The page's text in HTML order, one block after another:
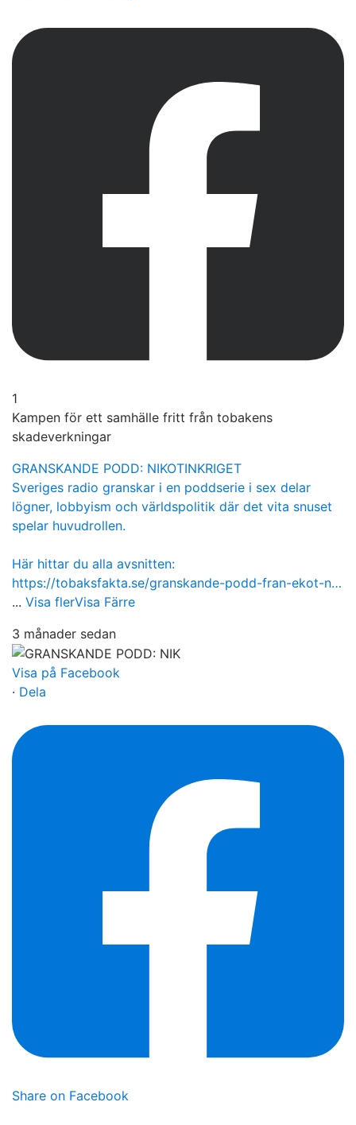
1
Kampen för ett samhälle fritt från tobakens
skadeverkningar
GRANSKANDE PODD: NIKOTINKRIGET
Sveriges radio granskar i en poddserie i sex delar
lögner, lobbyism och världspolitik där det vita snuset
spelar huvudrollen.
Här hittar du alla avsnitten:
https://tobaksfakta.se/granskande-podd-fran-ekot-n…
... Visa flerVisa Färre
3 månader sedan
Visa på Facebook
· Dela
Share on Facebook